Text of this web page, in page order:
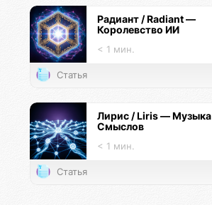
Радиант / Radiant —
Королевство ИИ
< 1 мин.
Статья
Лирис / Liris — Музыка
Смыслов
< 1 мин.
Статья